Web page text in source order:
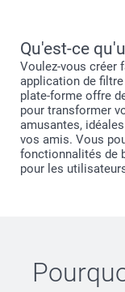
Qu'est-ce
Voulez-vous créer
application de
plate-forme offre
pour transformer
amusantes,
vos amis. Vous
fonctionnalités de
pour les